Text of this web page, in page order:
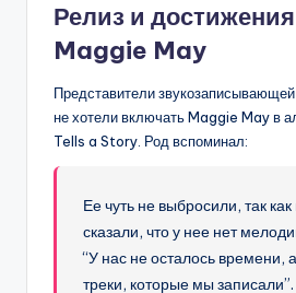
Релиз и
Maggie May
Представители
не хотели включать Maggie May в
Tells a Story. Род вспоминал:
Ее чуть не выбросили, так
сказали, что у нее нет
“У нас не осталось времени,
треки, которые мы